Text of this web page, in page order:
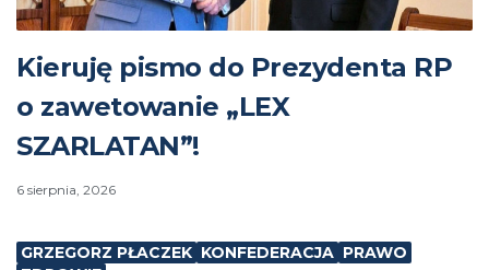
Kieruję pismo do Prezydenta RP
o zawetowanie „LEX
SZARLATAN”!
6 sierpnia, 2026
GRZEGORZ PŁACZEK KONFEDERACJA PRAWO